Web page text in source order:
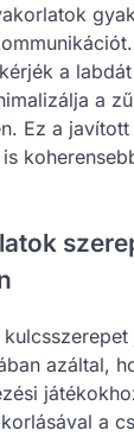
a
a
Ez a
azáltal,
a